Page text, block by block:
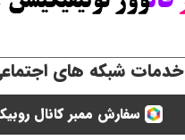
خدمات شبکه های
سفارش ممبر کانال